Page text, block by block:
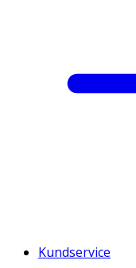
Kundservice